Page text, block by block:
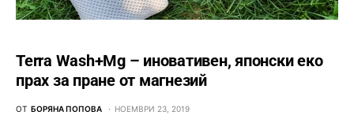
Terra Wash+Mg – иновативен, японски еко
прах за пране от магнезий
ОТ БОРЯНА ПОПОВА НОЕМВРИ 23, 2019